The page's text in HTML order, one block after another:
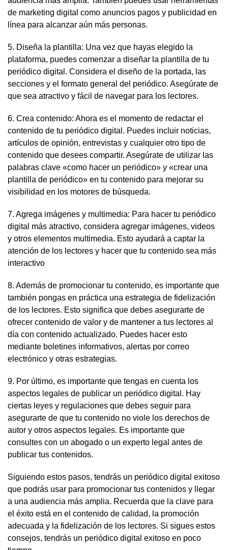
de marketing digital como anuncios pagos y publicidad en
línea para alcanzar aún más personas.
5. Diseña la plantilla: Una vez que hayas elegido la
plataforma, puedes comenzar a diseñar la plantilla de tu
periódico digital. Considera el diseño de la portada, las
secciones y el formato general del periódico. Asegúrate de
que sea atractivo y fácil de navegar para los lectores.
6. Crea contenido: Ahora es el momento de redactar el
contenido de tu periódico digital. Puedes incluir noticias,
artículos de opinión, entrevistas y cualquier otro tipo de
contenido que desees compartir. Asegúrate de utilizar las
palabras clave «como hacer un periódico» y «crear una
plantilla de periódico» en tu contenido para mejorar su
visibilidad en los motores de búsqueda.
7. Agrega imágenes y multimedia: Para hacer tu periódico
digital más atractivo, considera agregar imágenes, videos
y otros elementos multimedia. Esto ayudará a captar la
atención de los lectores y hacer que tu contenido sea más
interactivo
8. Además de promocionar tu contenido, es importante que
también pongas en práctica una estrategia de fidelización
de los lectores. Esto significa que debes asegurarte de
ofrecer contenido de valor y de mantener a tus lectores al
día con contenido actualizado. Puedes hacer esto
mediante boletines informativos, alertas por correo
electrónico y otras estrategias.
9. Por último, es importante que tengas en cuenta los
aspectos legales de publicar un periódico digital. Hay
ciertas leyes y regulaciones que debes seguir para
asegurarte de que tu contenido no viole los derechos de
autor y otros aspectos legales. Es importante que
consultes con un abogado o un experto legal antes de
publicar tus contenidos.
Siguiendo estos pasos, tendrás un periódico digital exitoso
que podrás usar para promocionar tus contenidos y llegar
a una audiencia más amplia. Recuerda que la clave para
el éxito está en el contenido de calidad, la promoción
adecuada y la fidelización de los lectores. Si sigues estos
consejos, tendrás un periódico digital exitoso en poco